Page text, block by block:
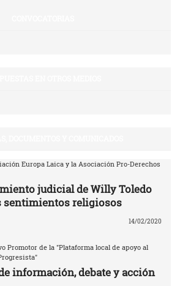
Europa Laica y la Asociación Pro-Derechos
judicial de Willy Toledo
sentimientos religiosos
14/02/2020
Promotor de la "Plataforma local de apoyo al
información, debate y acción